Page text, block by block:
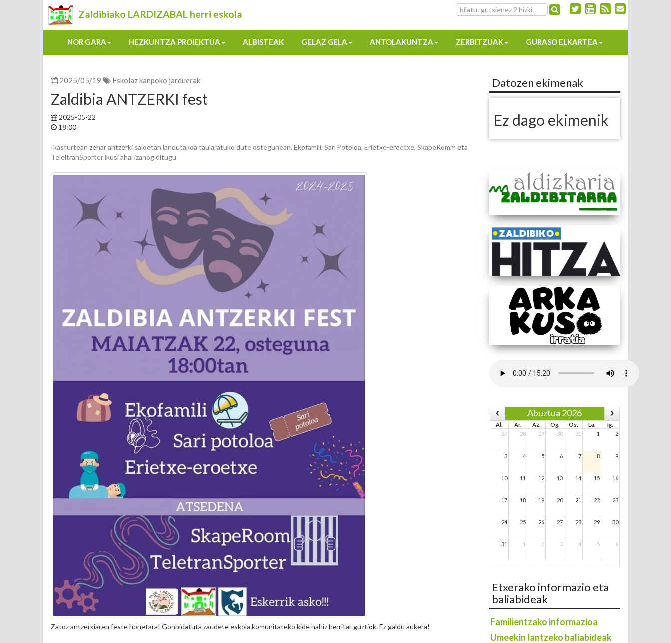
Zaldibiako LARDIZABAL herri eskola
NOR GARA HEZKUNTZA PROIEKTUA ALBISTEAK GELAZ GELA ANTOLAKUNTZA ZERBITZUAK GURASO ELKARTEA
2025/05/19 Eskolaz kanpoko jarduerak
Zaldibia ANTZERKI fest
2025-05-22
18:00
Ikasturtean zehar antzerki saioetan landutakoa taularatuko dute ostegunean. Ekofamili, Sari Potoloa, Erietxe-eroetxe, SkapeRomm eta
TeleltranSporter ikusi ahal izanog ditugu
Zatoz antzerkiaren feste honetara! Gonbidatuta zaudete eskola komunitateko kide nahiz herritar guztiok. Ez galdu aukera!
Datozen ekimenak
Ez dago ekimenik
Abuztua 2026
Al. Ar. Az. Og. Os. La.
Ig.
27
28 29 30 31 1 2
3 4 5 6 7 8 9
10 11 12 13 14 15 16
17 18 19 20 21 22 23
24 25 26 27 28 29 30
31 1 2 3 4 5 6
Etxerako informazio eta
baliabideak
Familientzako informazioa
Umeekin lantzeko baliabideak